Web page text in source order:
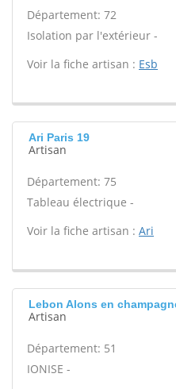
Département: 72
Isolation par l'extérieur -
Voir la fiche artisan : Esb
Ari Paris 19
Artisan
Département: 75
Tableau électrique -
Voir la fiche artisan : Ari
Lebon Alons en
Artisan
Département: 51
IONISE -